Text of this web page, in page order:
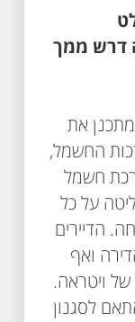
דרש ממך
את
החשמל,
חשמל
על כל
הדיירים
ואף
ויטראה.
לסגנון